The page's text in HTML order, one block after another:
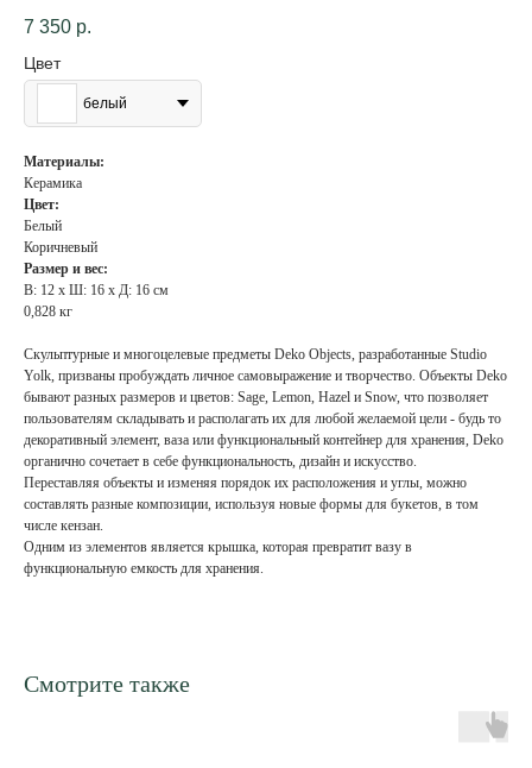
7 350 р.
Цвет
белый
Материалы:
Керамика
Цвет:
Белый
Коричневый
Размер и вес:
В: 12 х Ш: 16 х Д: 16 см
0,828 кг
Скульптурные и многоцелевые предметы Deko Objects, разработанные Studio
Yolk, призваны пробуждать личное самовыражение и творчество. Объекты Deko
бывают разных размеров и цветов: Sage, Lemon, Hazel и Snow, что позволяет
пользователям складывать и располагать их для любой желаемой цели - будь то
декоративный элемент, ваза или функциональный контейнер для хранения, Deko
органично сочетает в себе функциональность, дизайн и искусство.
Переставляя объекты и изменяя порядок их расположения и углы, можно
составлять разные композиции, используя новые формы для букетов, в том
числе кензан.
Одним из элементов является крышка, которая превратит вазу в
функциональную емкость для хранения.
Смотрите также